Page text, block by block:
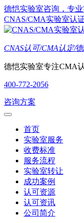
德恺实验室咨询，专
CNAS/CMA实验室认
CNAS认可/CMA认定/
德恺实验室专注CMA
400-772-2056
咨询方案
首页
实验室服务
收费标准
服务流程
实验室转让
成功案例
认可资源
认可资讯
公司简介